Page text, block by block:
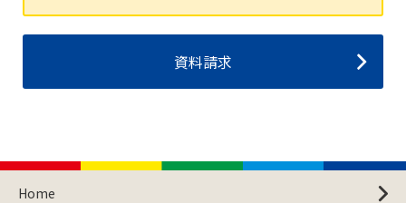
資料請求
Home